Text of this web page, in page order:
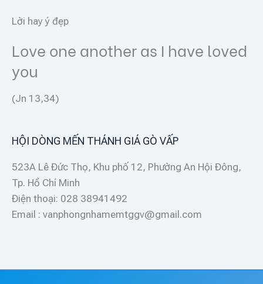
Lời hay ý đẹp
Love one another as I have loved
you
(Jn 13,34)
HỘI DÒNG MẾN THÁNH GIÁ GÒ VẤP
523A Lê Đức Thọ, Khu phố 12, Phường An Hội Đông,
Tp. Hồ Chí Minh
Điện thoại: 028 38941492
Email : vanphongnhamemtggv@gmail.com